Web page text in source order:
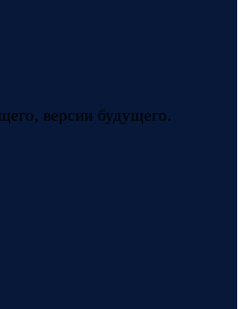
версии будущего.